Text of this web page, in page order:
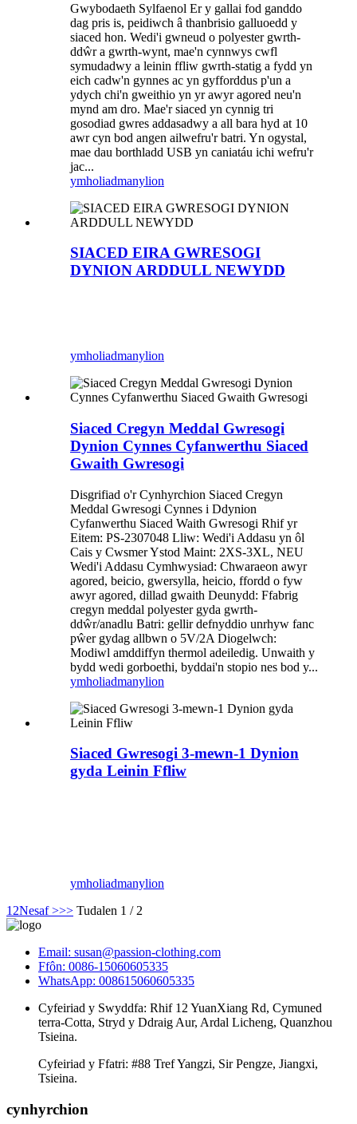
Gwybodaeth Sylfaenol Er y gallai fod ganddo
dag pris is, peidiwch â thanbrisio galluoedd y
siaced hon. Wedi'i gwneud o polyester gwrth-
ddŵr a gwrth-wynt, mae'n cynnwys cwfl
symudadwy a leinin ffliw gwrth-statig a fydd yn
eich cadw'n gynnes ac yn gyfforddus p'un a
ydych chi'n gweithio yn yr awyr agored neu'n
mynd am dro. Mae'r siaced yn cynnig tri
gosodiad gwres addasadwy a all bara hyd at 10
awr cyn bod angen ailwefru'r batri. Yn ogystal,
mae dau borthladd USB yn caniatáu ichi wefru'r
jac...
ymholiadmanylion
SIACED EIRA GWRESOGI
DYNION ARDDULL NEWYDD
ymholiadmanylion
Siaced Cregyn Meddal Gwresogi
Dynion Cynnes Cyfanwerthu Siaced
Gwaith Gwresogi
Disgrifiad o'r Cynhyrchion Siaced Cregyn
Meddal Gwresogi Cynnes i Ddynion
Cyfanwerthu Siaced Waith Gwresogi Rhif yr
Eitem: PS-2307048 Lliw: Wedi'i Addasu yn ôl
Cais y Cwsmer Ystod Maint: 2XS-3XL, NEU
Wedi'i Addasu Cymhwysiad: Chwaraeon awyr
agored, beicio, gwersylla, heicio, ffordd o fyw
awyr agored, dillad gwaith Deunydd: Ffabrig
cregyn meddal polyester gyda gwrth-
ddŵr/anadlu Batri: gellir defnyddio unrhyw fanc
pŵer gydag allbwn o 5V/2A Diogelwch:
Modiwl amddiffyn thermol adeiledig. Unwaith y
bydd wedi gorboethi, byddai'n stopio nes bod y...
ymholiadmanylion
Siaced Gwresogi 3-mewn-1 Dynion
gyda Leinin Ffliw
ymholiadmanylion
1 2Nesaf >>> Tudalen 1 / 2
Email: susan@passion-clothing.com
Ffôn: 0086-15060605335
WhatsApp: 008615060605335
Cyfeiriad y Swyddfa: Rhif 12 YuanXiang Rd, Cymuned
terra-Cotta, Stryd y Ddraig Aur, Ardal Licheng, Quanzhou
Tsieina.
Cyfeiriad y Ffatri: #88 Tref Yangzi, Sir Pengze, Jiangxi,
Tsieina.
cynhyrchion